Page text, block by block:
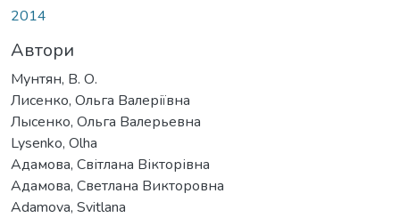
2014
Автори
Мунтян, В. О.
Лисенко, Ольга Валеріївна
Лысенко, Ольга Валерьевна
Lysenko, Olha
Адамова, Світлана Вікторівна
Адамова, Светлана Викторовна
Adamova, Svitlana